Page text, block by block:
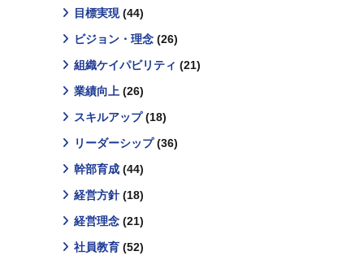
目標実現(44)
ビジョン・理念 (26)
組織ケイパビリティ (21)
業績向上 (26)
スキルアップ(18)
リーダーシップ(36)
幹部育成 (44)
経営方針(18)
経営理念 (21)
社員教育 (52)